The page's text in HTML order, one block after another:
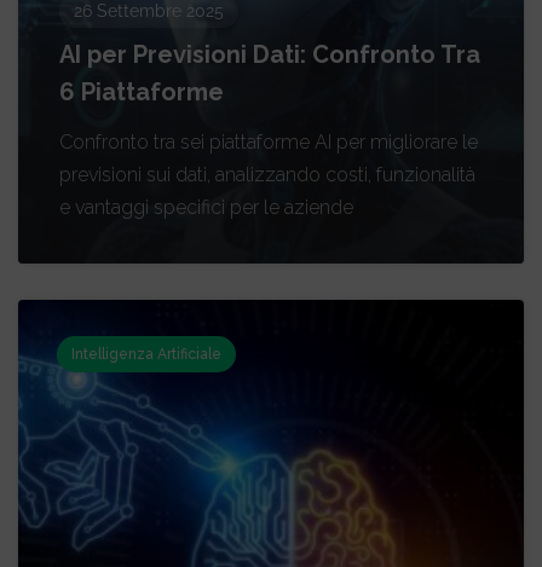
26 Settembre 2025
AI per Previsioni Dati: Confronto Tra
6 Piattaforme
Confronto tra sei piattaforme AI per migliorare le
previsioni sui dati, analizzando costi, funzionalità
e vantaggi specifici per le aziende
Intelligenza Artificiale